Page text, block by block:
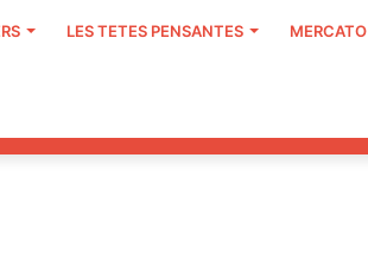
LES TETES PENSANTES MERCATO